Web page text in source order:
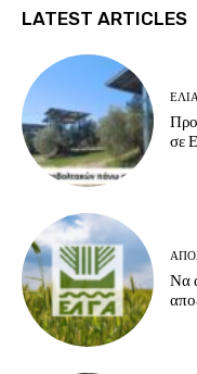
LATEST ARTICLES
σε
Να